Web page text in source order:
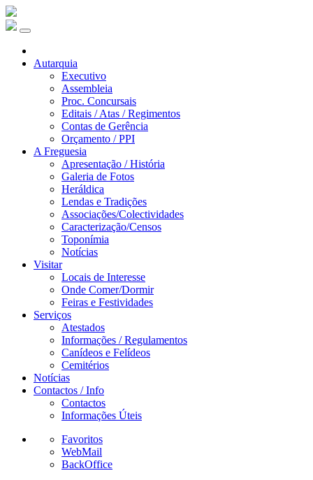
Autarquia
Executivo
Assembleia
Proc. Concursais
Editais / Atas / Regimentos
Contas de Gerência
Orçamento / PPI
A Freguesia
Apresentação / História
Galeria de Fotos
Heráldica
Lendas e Tradições
Associações/Colectividades
Caracterização/Censos
Toponímia
Notícias
Visitar
Locais de Interesse
Onde Comer/Dormir
Feiras e Festividades
Serviços
Atestados
Informações / Regulamentos
Canídeos e Felídeos
Cemitérios
Notícias
Contactos / Info
Contactos
Informações Úteis
Favoritos
WebMail
BackOffice